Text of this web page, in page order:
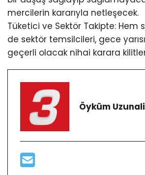
mercilerin kararıyla netleşecek.
Tüketici ve Sektör Takipte: Hem
de sektör temsilcileri, gece
geçerli olacak nihai karara
Öyküm Uzunali